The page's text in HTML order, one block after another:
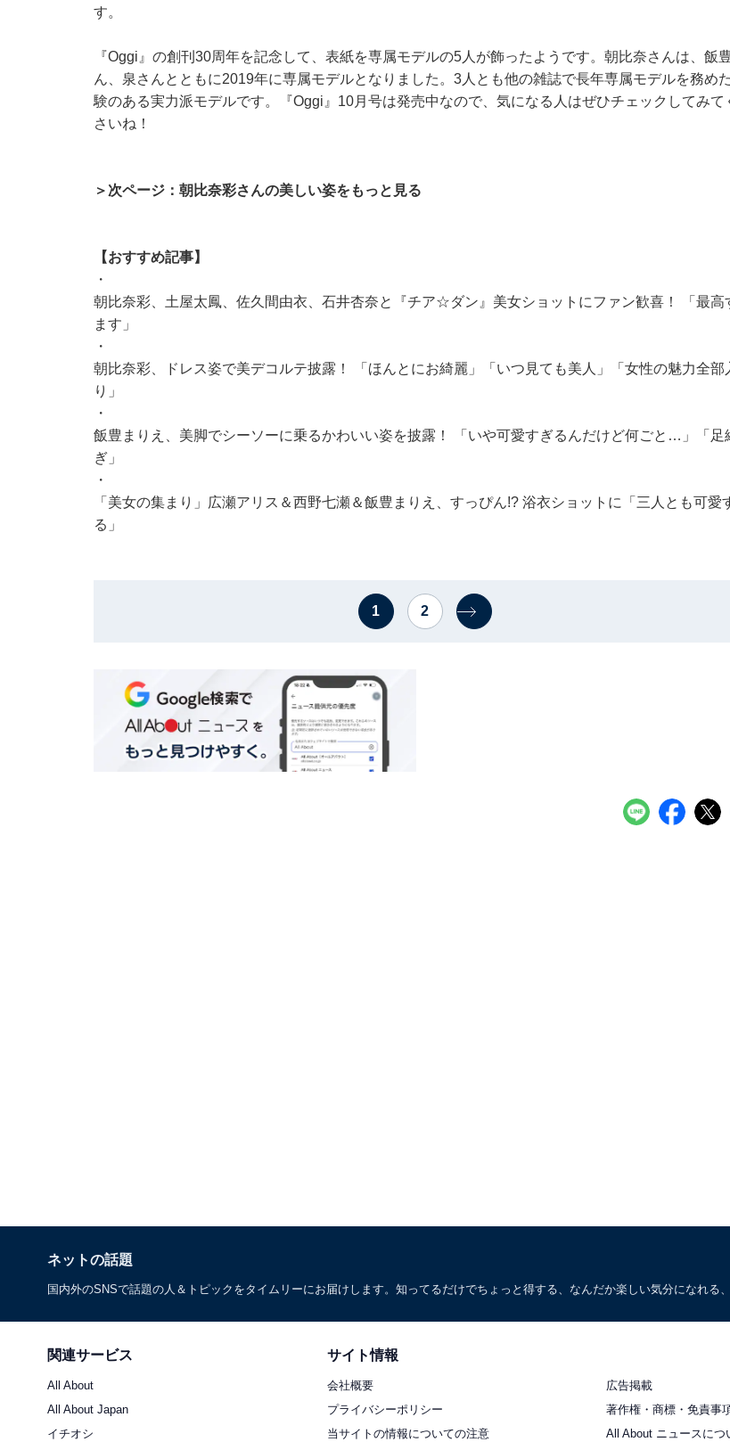
す。
『Oggi』の創刊30周年を記念して、表紙を専属モデルの5人が飾ったようです。朝比奈さんは、飯
ん、泉さんとともに2019年に専属モデルとなりました。3人とも他の雑誌で長年専属モデルを務め
験のある実力派モデルです。『Oggi』10月号は発売中なので、気になる人はぜひチェックしてみて
さいね！
＞次ページ：朝比奈彩さんの美しい姿をもっと見る
【おすすめ記事】
・
朝比奈彩、土屋太鳳、佐久間由衣、石井杏奈と『チア☆ダン』美女ショットにファン歓喜！ 「最高
ます」
・
朝比奈彩、ドレス姿で美デコルテ披露！ 「ほんとにお綺麗」「いつ見ても美人」「女性の魅力全部
り」
・
飯豊まりえ、美脚でシーソーに乗るかわいい姿を披露！ 「いや可愛すぎるんだけど何ごと…」「足
ぎ」
・
「美女の集まり」広瀬アリス＆西野七瀬＆飯豊まりえ、すっぴん!? 浴衣ショットに「三人とも可愛
る」
1 2
ネットの話題
国内外のSNSで話題の人＆トピックをタイムリーにお届けします。知ってるだけでちょっと得する、なんだか楽しい気分になれる
関連サービス
All About
All About Japan
イチオシ
サイト情報
会社概要
広告掲載
プライバシーポリシー
著作権・商標・免責事
当サイトの情報についての注意
All About ニュースにつ